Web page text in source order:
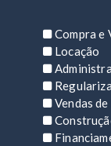
Compra e
Locação
Vendas